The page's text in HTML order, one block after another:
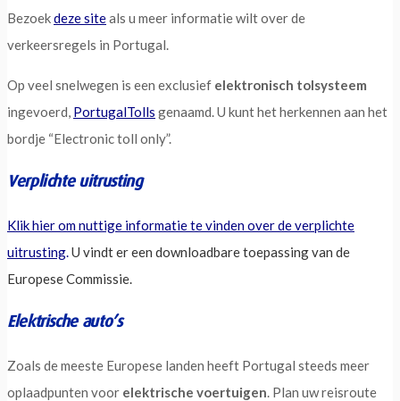
Bezoekdeze siteals u meer informatie wilt over de
verkeersregels in Portugal.
Op veel snelwegen is een exclusief elektronisch tolsysteem
ingevoerd, PortugalTolls genaamd. U kunt het herkennen aan het
bordje “Electronic toll only”.
Verplichte uitrusting
Klik hier om nuttige informatie te vinden over de verplichte
uitrusting.U vindt er een downloadbare toepassing van de
Europese Commissie.
Elektrische auto’s
Zoals de meeste Europese landen heeft Portugal steeds meer
oplaadpunten voor elektrische voertuigen. Plan uw reisroute